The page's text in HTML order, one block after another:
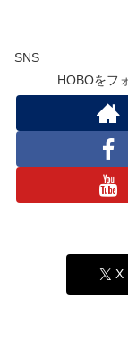
SNS
HOBOをフ
X